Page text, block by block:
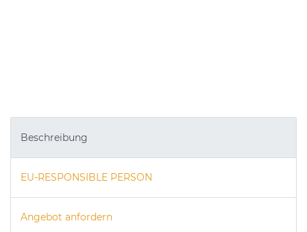
Beschreibung
EU-RESPONSIBLE PERSON
Angebot anfordern